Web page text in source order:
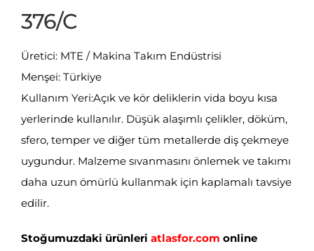
376/C
Üretici: MTE / Makina Takım Endüstrisi
Menşei: Türkiye
Kullanım Yeri:Açık ve kör deliklerin vida boyu kısa
yerlerinde kullanılır. Düşük alaşımlı çelikler, döküm,
sfero, temper ve diğer tüm metallerde diş çekmeye
uygundur. Malzeme sıvanmasını önlemek ve takımı
daha uzun ömürlü kullanmak için kaplamalı tavsiye
edilir.
Stoğumuzdaki ürünleri atlasfor.com online